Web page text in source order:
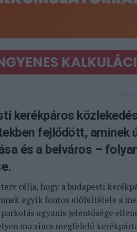
kerékpáros
fejlődött, aminek
és a belváros –
célja, hogy a budapesti
egyik fontos előfeltétele a
ugyanis jelentősége
ma sincs megfelelő